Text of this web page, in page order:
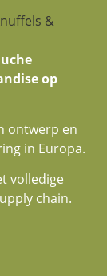
op
ontwerp en
in Europa.
volledige
chain.